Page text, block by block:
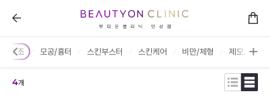
뷰티온의원 안성점 :: 시술안내/가격
/홍조 모공/흉터 스킨부스터 스킨케어 비만/체형 제모:젠틀
4개